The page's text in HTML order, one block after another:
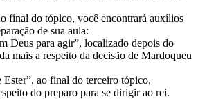
final do tópico, você encontrará auxílios
de sua aula:
Deus para agir”, localizado depois do
mais a respeito da decisão de Mardoqueu
Ester”, ao final do terceiro tópico,
do preparo para se dirigir ao rei.